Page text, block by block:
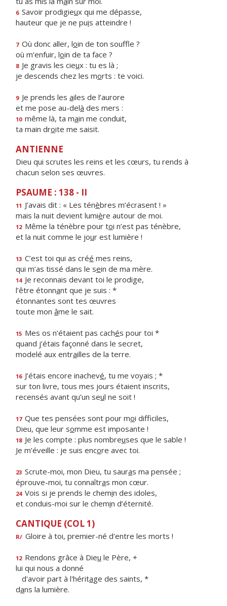
6 Savoir prodigieux qui me dépasse,
hauteur que je ne puis atteindre !
7 Où donc aller, loin de ton souffle ?
où m’enfuir, loin de ta face ?
8 Je gravis les cieux : tu es là ;
je descends chez les morts : te voici.
9 Je prends les ailes de l’aurore
et me pose au-delà des mers :
10 même là, ta main me conduit,
ta main droite me saisit.
ANTIENNE
Dieu qui scrutes les reins et les cœurs, tu rends à
chacun selon ses œuvres.
PSAUME : 138 - II
11 J’avais dit : « Les ténèbres m’écrasent ! »
mais la nuit devient lumière autour de moi.
12 Même la ténèbre pour toi n’est pas ténèbre,
et la nuit comme le jour est lumière !
13 C’est toi qui as créé mes reins,
qui m’as tissé dans le sein de ma mère.
14 Je reconnais devant toi le prodige,
l’être étonnant que je suis : *
étonnantes sont tes œuvres
toute mon âme le sait.
15 Mes os n’étaient pas cachés pour toi *
quand j’étais façonné dans le secret,
modelé aux entrailles de la terre.
16 J’étais encore inachevé, tu me voyais ; *
sur ton livre, tous mes jours étaient inscrits,
recensés avant qu’un seul ne soit !
17 Que tes pensées sont pour moi difficiles,
Dieu, que leur somme est imposante !
18 Je les compte : plus nombreuses que le sable !
Je m’éveille : je suis encore avec toi.
23 Scrute-moi, mon Dieu, tu sauras ma pensée ;
éprouve-moi, tu connaîtras mon cœur.
24 Vois si je prends le chemin des idoles,
et conduis-moi sur le chemin d’éternité.
CANTIQUE (COL 1)
R/ Gloire à toi, premier-né d'entre les morts !
12 Rendons grâce à Dieu le Père, +
lui qui nous a donné
d'avoir part à l'héritage des saints, *
dans la lumière.